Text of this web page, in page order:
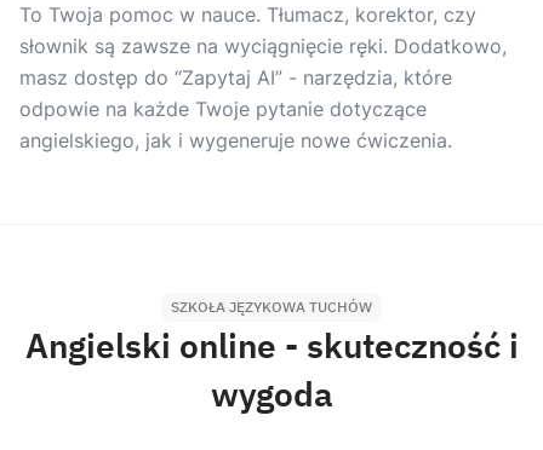
To Twoja pomoc w nauce. Tłumacz, korektor, czy
słownik są zawsze na wyciągnięcie ręki. Dodatkowo,
masz dostęp do “Zapytaj AI” - narzędzia, które
odpowie na każde Twoje pytanie dotyczące
angielskiego, jak i wygeneruje nowe ćwiczenia.
SZKOŁA JĘZYKOWA TUCHÓW
Angielski online - skuteczność i
wygoda